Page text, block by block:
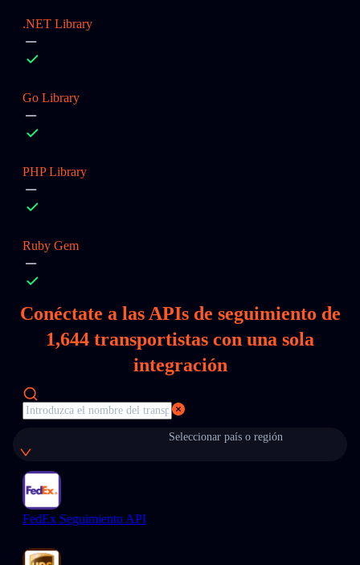
.NET Library
Go Library
PHP Library
Ruby Gem
Conéctate a las APIs de seguimiento de
1,644 transportistas con una sola
integración
Seleccionar país o región
FedEx Seguimiento API